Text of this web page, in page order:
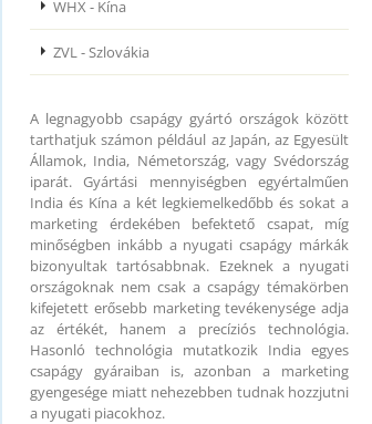
WHX - Kína
ZVL - Szlovákia
A legnagyobb csapágy gyártó országok között
tarthatjuk számon például az Japán, az Egyesült
Államok, India, Németország, vagy Svédország
iparát. Gyártási mennyiségben egyértalműen
India és Kína a két legkiemelkedőbb és sokat a
marketing érdekében befektető csapat, míg
minőségben inkább a nyugati csapágy márkák
bizonyultak tartósabbnak. Ezeknek a nyugati
országoknak nem csak a csapágy témakörben
kifejetett erősebb marketing tevékenysége adja
az értékét, hanem a precíziós technológia.
Hasonló technológia mutatkozik India egyes
csapágy gyáraiban is, azonban a marketing
gyengesége miatt nehezebben tudnak hozzjutni
a nyugati piacokhoz.